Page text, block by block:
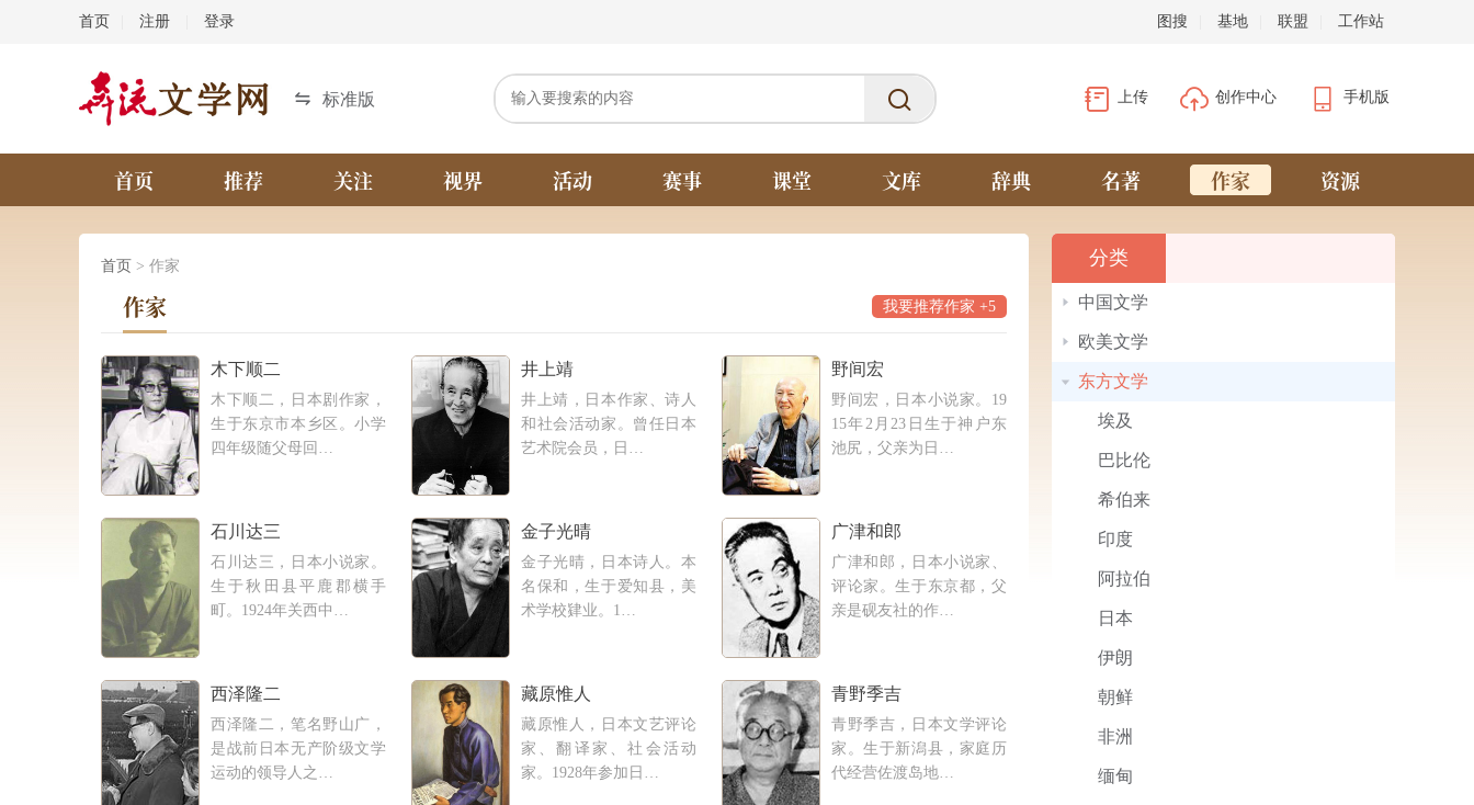
首页 注册 登录 图搜 基地 联盟 工作站
标准版 上传 创作中心 手机版
首页 推荐 关注 视界 活动 赛事 课堂 文库 辞典 名著 作家 资源
首页 > 作家
作家 我要推荐作家 +5
木下顺二
木下顺二，日本剧作家，
生于东京市本乡区。小学
四年级随父母回…
井上靖
井上靖，日本作家、诗人
和社会活动家。曾任日本
艺术院会员，日…
野间宏
野间宏，日本小说家。19
15年2月23日生于神户东
池尻，父亲为日…
石川达三
石川达三，日本小说家。
生于秋田县平鹿郡横手
町。1924年关西中…
金子光晴
金子光晴，日本诗人。本
名保和，生于爱知县，美
术学校肄业。1…
广津和郎
广津和郎，日本小说家、
评论家。生于东京都，父
亲是砚友社的作…
西泽隆二
西泽隆二，笔名野山广，
是战前日本无产阶级文学
运动的领导人之…
藏原惟人
藏原惟人，日本文艺评论
家、翻译家、社会活动
家。1928年参加日…
青野季吉
青野季吉，日本文学评论
家。生于新潟县，家庭历
代经营佐渡岛地…
分类
中国文学
欧美文学
东方文学
埃及
巴比伦
希伯来
印度
阿拉伯
日本
伊朗
朝鲜
非洲
缅甸